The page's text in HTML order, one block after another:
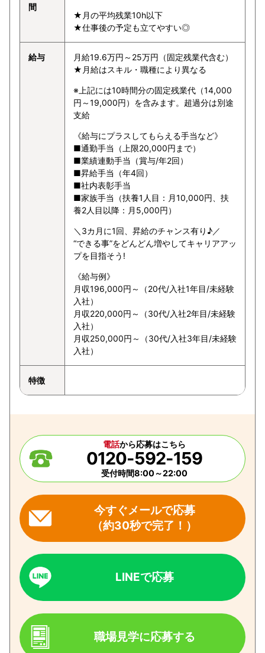
間
★月の平均残業10h以下
★仕事後の予定も立てやすい◎
給与
月給19.6万円～25万円（固定残業代含む）
★月給はスキル・職種により異なる
※上記には10時間分の固定残業代（14,000
円～19,000円）を含みます。超過分は別途
支給
《給与にプラスしてもらえる手当など》
■通勤手当（上限20,000円まで）
■業績連動手当（賞与/年2回）
■昇給手当（年4回）
■社内表彰手当
■家族手当（扶養1人目：月10,000円、扶
養2人目以降：月5,000円）
＼3カ月に1回、昇給のチャンス有り♪／
“できる事”をどんどん増やしてキャリアアッ
プを目指そう!
《給与例》
月収196,000円～（20代/入社1年目/未経験
入社）
月収220,000円～（30代/入社2年目/未経験
入社）
月収250,000円～（30代/入社3年目/未経験
入社）
特徴
電話から応募はこちら
0120-592-159
受付時間8:00～22:00
今すぐメールで応募
（約30秒で完了！）
LINEで応募
職場見学に応募する